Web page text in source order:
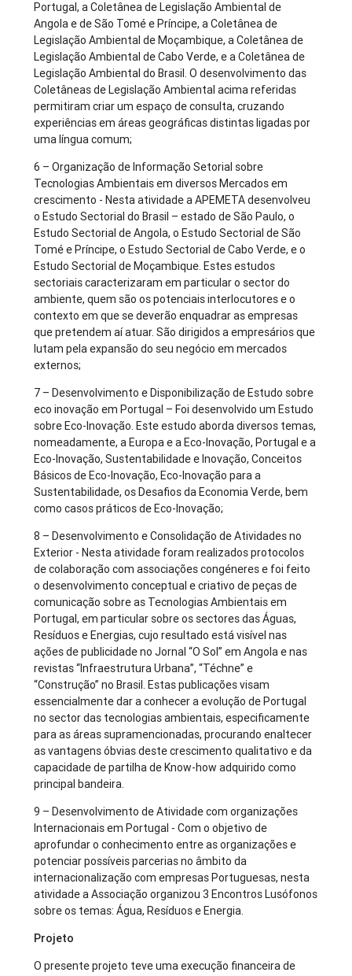
Portugal, a Coletânea de Legislação Ambiental de
Angola e de São Tomé e Príncipe, a Coletânea de
Legislação Ambiental de Moçambique, a Coletânea de
Legislação Ambiental de Cabo Verde, e a Coletânea de
Legislação Ambiental do Brasil. O desenvolvimento das
Coletâneas de Legislação Ambiental acima referidas
permitiram criar um espaço de consulta, cruzando
experiências em áreas geográficas distintas ligadas por
uma língua comum;
6 – Organização de Informação Setorial sobre
Tecnologias Ambientais em diversos Mercados em
crescimento - Nesta atividade a APEMETA desenvolveu
o Estudo Sectorial do Brasil – estado de São Paulo, o
Estudo Sectorial de Angola, o Estudo Sectorial de São
Tomé e Príncipe, o Estudo Sectorial de Cabo Verde, e o
Estudo Sectorial de Moçambique. Estes estudos
sectoriais caracterizaram em particular o sector do
ambiente, quem são os potenciais interlocutores e o
contexto em que se deverão enquadrar as empresas
que pretendem aí atuar. São dirigidos a empresários que
lutam pela expansão do seu negócio em mercados
externos;
7 – Desenvolvimento e Disponibilização de Estudo sobre
eco inovação em Portugal – Foi desenvolvido um Estudo
sobre Eco-Inovação. Este estudo aborda diversos temas,
nomeadamente, a Europa e a Eco-Inovação, Portugal e a
Eco-Inovação, Sustentabilidade e Inovação, Conceitos
Básicos de Eco-Inovação, Eco-Inovação para a
Sustentabilidade, os Desafios da Economia Verde, bem
como casos práticos de Eco-Inovação;
8 – Desenvolvimento e Consolidação de Atividades no
Exterior - Nesta atividade foram realizados protocolos
de colaboração com associações congéneres e foi feito
o desenvolvimento conceptual e criativo de peças de
comunicação sobre as Tecnologias Ambientais em
Portugal, em particular sobre os sectores das Águas,
Resíduos e Energias, cujo resultado está visível nas
ações de publicidade no Jornal “O Sol” em Angola e nas
revistas “Infraestrutura Urbana”, “Téchne” e
“Construção” no Brasil. Estas publicações visam
essencialmente dar a conhecer a evolução de Portugal
no sector das tecnologias ambientais, especificamente
para as áreas supramencionadas, procurando enaltecer
as vantagens óbvias deste crescimento qualitativo e da
capacidade de partilha de Know-how adquirido como
principal bandeira.
9 – Desenvolvimento de Atividade com organizações
Internacionais em Portugal - Com o objetivo de
aprofundar o conhecimento entre as organizações e
potenciar possíveis parcerias no âmbito da
internacionalização com empresas Portuguesas, nesta
atividade a Associação organizou 3 Encontros Lusófonos
sobre os temas: Água, Resíduos e Energia.
Projeto
O presente projeto teve uma execução financeira de